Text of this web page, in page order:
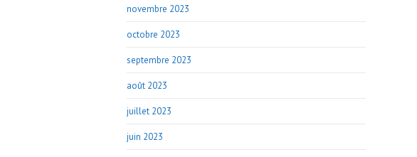
novembre 2023
octobre 2023
septembre 2023
août 2023
juillet 2023
juin 2023